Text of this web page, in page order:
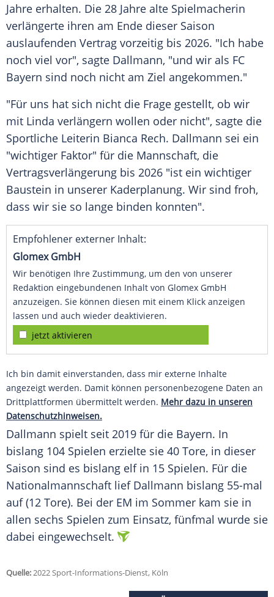
Jahre erhalten. Die 28 Jahre alte Spielmacherin
verlängerte ihren am Ende dieser Saison
auslaufenden Vertrag vorzeitig bis 2026. "Ich habe
noch viel vor", sagte Dallmann, "und wir als FC
Bayern sind noch nicht am Ziel angekommen."
"Für uns hat sich nicht die Frage gestellt, ob wir
mit Linda verlängern wollen oder nicht", sagte die
Sportliche Leiterin Bianca Rech. Dallmann sei ein
"wichtiger Faktor" für die Mannschaft, die
Vertragsverlängerung bis 2026 "ist ein wichtiger
Baustein in unserer Kaderplanung. Wir sind froh,
dass wir sie so lange binden konnten".
Empfohlener externer Inhalt:
Glomex GmbH
Wir benötigen Ihre Zustimmung, um den von unserer
Redaktion eingebundenen Inhalt von Glomex GmbH
anzuzeigen. Sie können diesen mit einem Klick anzeigen
lassen und auch wieder deaktivieren.
jetzt aktivieren
Ich bin damit einverstanden, dass mir externe Inhalte
angezeigt werden. Damit können personenbezogene Daten an
Drittplattformen übermittelt werden. Mehr dazu in unseren
Datenschutzhinweisen.
Dallmann spielt seit 2019 für die Bayern. In
bislang 104 Spielen erzielte sie 40 Tore, in dieser
Saison sind es bislang elf in 15 Spielen. Für die
Nationalmannschaft lief Dallmann bislang 55-mal
auf (12 Tore). Bei der EM im Sommer kam sie in
allen sechs Spielen zum Einsatz, fünfmal wurde sie
dabei eingewechselt.
Quelle:2022 Sport-Informations-Dienst, Köln